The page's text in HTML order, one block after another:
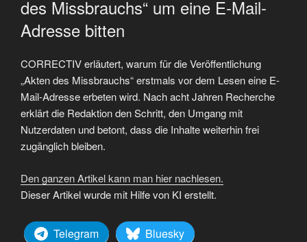
des Missbrauchs“ um eine E-Mail-
Adresse bitten
CORRECTIV erläutert, warum für die Veröffentlichung
„Akten des Missbrauchs“ erstmals vor dem Lesen eine E-
Mail-Adresse erbeten wird. Nach acht Jahren Recherche
erklärt die Redaktion den Schritt, den Umgang mit
Nutzerdaten und betont, dass die Inhalte weiterhin frei
zugänglich bleiben.
Den ganzen Artikel kann man hier nachlesen.
Dieser Artikel wurde mit Hilfe von KI erstellt.
Telegram
Bluesky